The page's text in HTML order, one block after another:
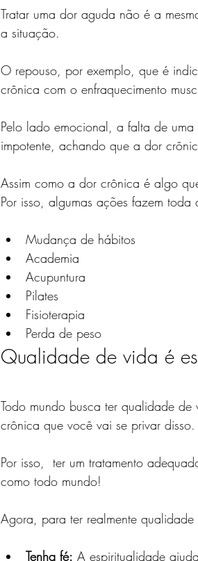
Tratar uma dor aguda não é a
a situação.
O repouso, por exemplo, que é
crônica com o enfraquecimento
Pelo lado emocional, a falta de
impotente, achando que a dor
Assim como a dor crônica é algo
Por isso, algumas ações fazem
Mudança de hábitos
Academia
Acupuntura
Pilates
Fisioterapia
Perda de peso
Qualidade de vida é
Todo mundo busca ter qualidade
crônica que você vai se privar disso.
Por isso,  ter um tratamento
como todo mundo!
Agora, para ter realmente
Tenha fé: A espiritualidade